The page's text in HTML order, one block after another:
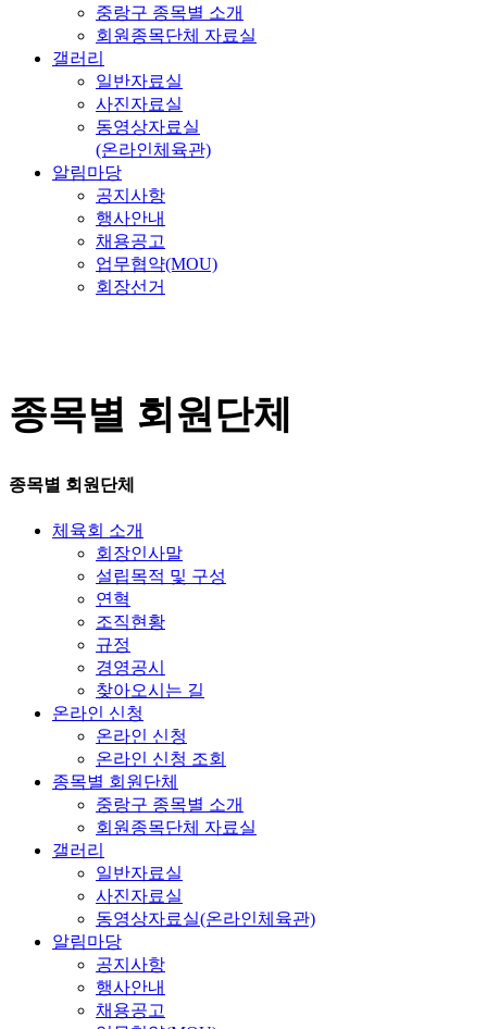
중랑구 종목별 소개
회원종목단체 자료실
갤러리
일반자료실
사진자료실
동영상자료실
(온라인체육관)
알림마당
공지사항
행사안내
채용공고
업무협약(MOU)
회장선거
종목별 회원단체
종목별 회원단체
체육회 소개
회장인사말
설립목적 및 구성
연혁
조직현황
규정
경영공시
찾아오시는 길
온라인 신청
온라인 신청
온라인 신청 조회
종목별 회원단체
중랑구 종목별 소개
회원종목단체 자료실
갤러리
일반자료실
사진자료실
동영상자료실(온라인체육관)
알림마당
공지사항
행사안내
채용공고